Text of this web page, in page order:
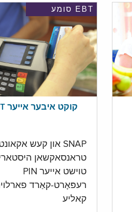
EBT סומע
קוקט איבער אייער EBT סומע
SNAP און קעש אקאונט
טראנסאקשאן
טוישט אייער PIN
רעפּאָרט-קאַרד
קאליע